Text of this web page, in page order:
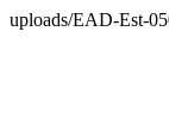
uploads/EAD-Est-